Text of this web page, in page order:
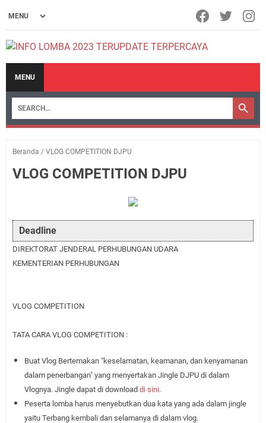
MENU
Beranda / VLOG COMPETITION DJPU
VLOG COMPETITION DJPU
Deadline
DIREKTORAT JENDERAL PERHUBUNGAN UDARA
KEMENTERIAN PERHUBUNGAN
VLOG COMPETITION
TATA CARA VLOG COMPETITION :
Buat Vlog Bertemakan "keselamatan, keamanan, dan kenyamanan
dalam penerbangan" yang menyertakan Jingle DJPU di dalam
Vlognya. Jingle dapat di download di sini.
Peserta lomba harus menyebutkan dua kata yang ada dalam jingle
yaitu Terbang kembali dan selamanya di dalam vlog.